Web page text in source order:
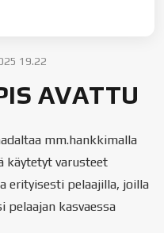
19.22
AVATTU
mm.hankkimalla
käytetyt varusteet
erityisesti pelaajilla, joilla
pelaajan kasvaessa